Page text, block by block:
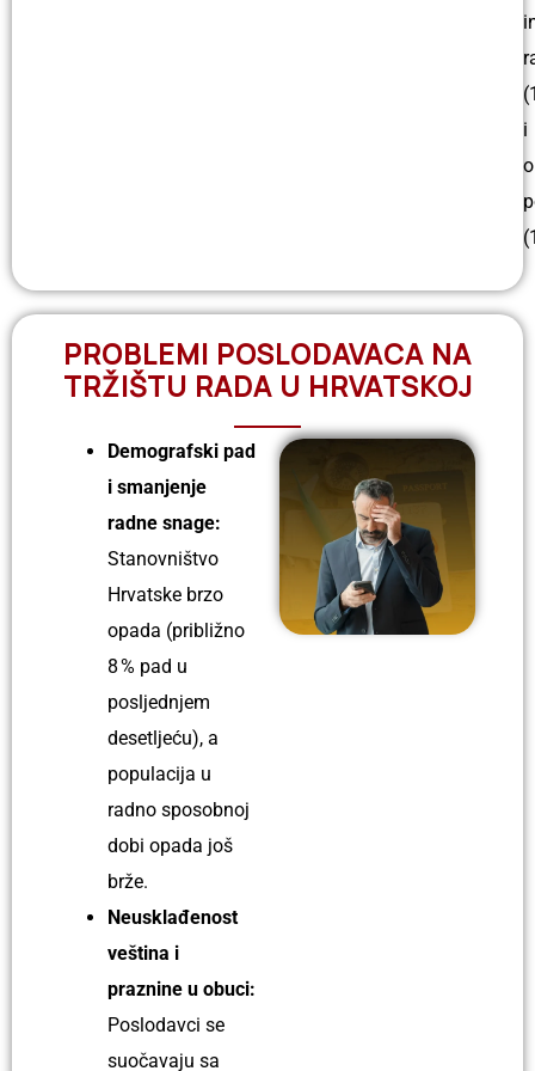
i
PROBLEMI POSLODAVACA NA
TRŽIŠTU RADA U HRVATSKOJ
Demografski pad
i smanjenje
radne snage:
Stanovništvo
Hrvatske brzo
opada (približno
8 % pad u
posljednjem
desetljeću), a
populacija u
radno sposobnoj
dobi opada još
brže.
Neusklađenost
veština i
praznine u obuci:
Poslodavci se
suočavaju sa